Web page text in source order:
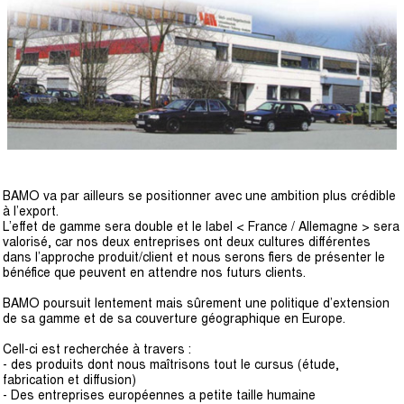
BAMO va par ailleurs se positionner avec une ambition plus crédible
à l’export.
L’effet de gamme sera double et le label < France / Allemagne > sera
valorisé, car nos deux entreprises ont deux cultures différentes
dans l’approche produit/client et nous serons fiers de présenter le
bénéfice que peuvent en attendre nos futurs clients.
BAMO poursuit lentement mais sûrement une politique d’extension
de sa gamme et de sa couverture géographique en Europe.
Cell-ci est recherchée à travers :
- des produits dont nous maîtrisons tout le cursus (étude,
fabrication et diffusion)
- Des entreprises européennes a petite taille humaine